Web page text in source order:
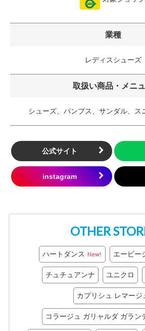
業種
レディスシューズ
取扱い商品・メニ
シューズ、パンプス、サンダル、ス
公式サイト
OTHER
ハートダンス New! エービー
チュチュアンナ ユニクロ
カプリシュ レマージ
コラージュ ガリャルダ ガラン